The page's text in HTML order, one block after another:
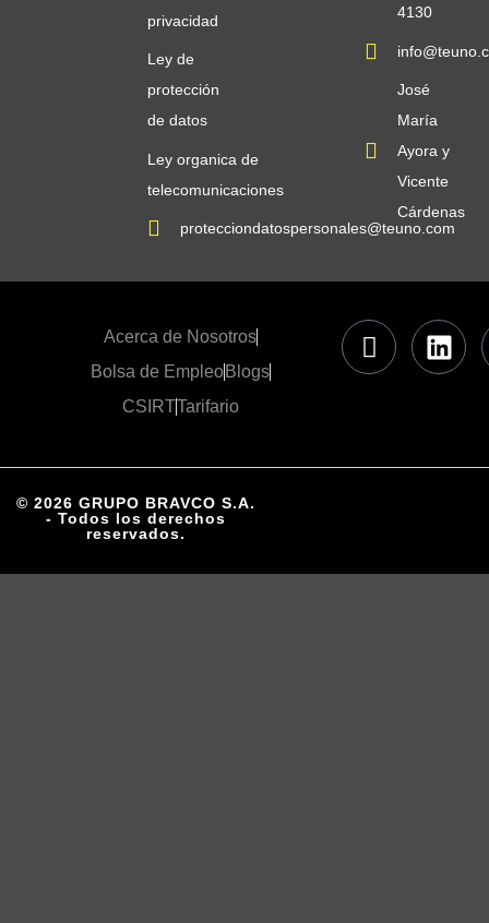
privacidad
Ley de
protección
de datos
Ley organica de
telecomunicaciones
protecciondatospersonales@teuno.com
4130
José
María
Ayora y
Vicente
Cárdenas
Acerca de Nosotros
Bolsa de EmpleoBlogs
CSIRTTarifario
© 2026 GRUPO BRAVCO S.A.
- Todos los derechos
reservados.